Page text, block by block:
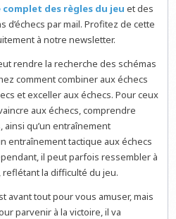
des règles du jeu et des
par mail. Profitez de cette
à notre newsletter.
rendre la recherche des schémas
comment combiner aux échecs
et exceller aux échecs. Pour ceux
aux échecs, comprendre
ainsi qu’un entraînement
entraînement tactique aux échecs
il peut parfois ressembler à
reflétant la difficulté du jeu.
avant tout pour vous amuser, mais
parvenir à la victoire, il va